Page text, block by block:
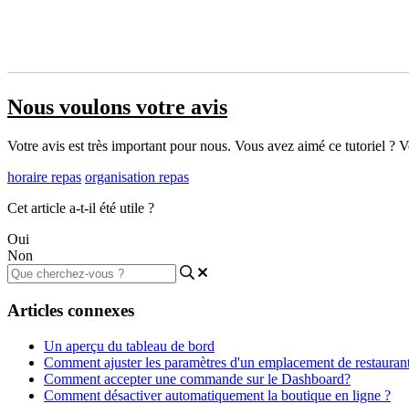
Nous voulons votre avis
Votre avis est très important pour nous. Vous avez aimé ce tutoriel ?
horaire repas organisation repas
Cet article a-t-il été utile ?
Oui
Non
Articles connexes
Un aperçu du tableau de bord
Comment ajuster les paramètres d'un emplacement de
Comment accepter une commande sur le Dashboard?
Comment désactiver automatiquement la boutique en ligne ?